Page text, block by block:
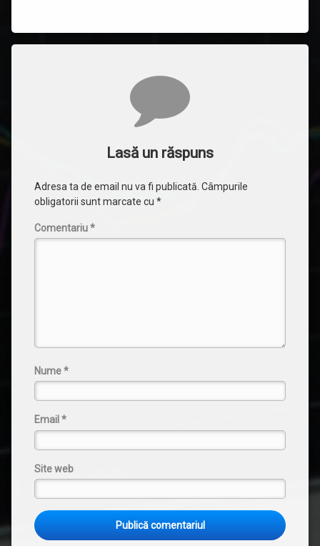
Lasă un răspuns
Adresa ta de email nu va fi publicată. Câmpurile
obligatorii sunt marcate cu *
Comentariu*
Nume*
Email *
Site web